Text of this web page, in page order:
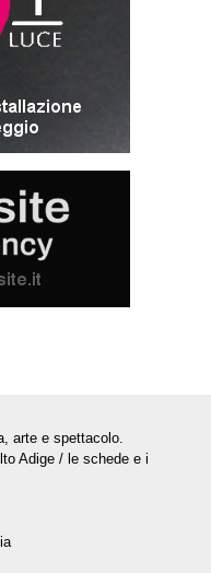
arte e spettacolo.
Adige / le schede e i